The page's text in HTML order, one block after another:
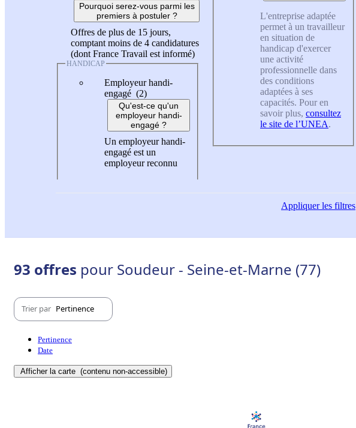
Pourquoi serez-vous parmi les
premiers à postuler ?
Offres de plus de 15 jours,
comptant moins de 4 candidatures
(dont France Travail est informé)
HANDICAP
Employeur handi-
engagé (2)
Qu'est-ce qu'un
employeur handi-
engagé ?
Un employeur handi-
engagé est un
employeur reconnu
L'entreprise adaptée
permet à un travailleur
en situation de
handicap d'exercer
une activité
professionnelle dans
des conditions
adaptées à ses
capacités. Pour en
savoir plus, consultez
le site de l’UNEA.
Appliquerles filtres
93 offres pour Soudeur - Seine-et-Marne (77)
Trier par Pertinence
Pertinence
Date
Afficher la carte (contenu non-accessible)